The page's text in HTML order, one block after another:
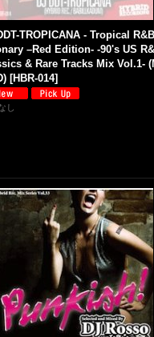
TROPICANA - Tropical
–Red Edition- -90's US
& Rare Tracks Mix Vol.1-
[HBR-014]
し